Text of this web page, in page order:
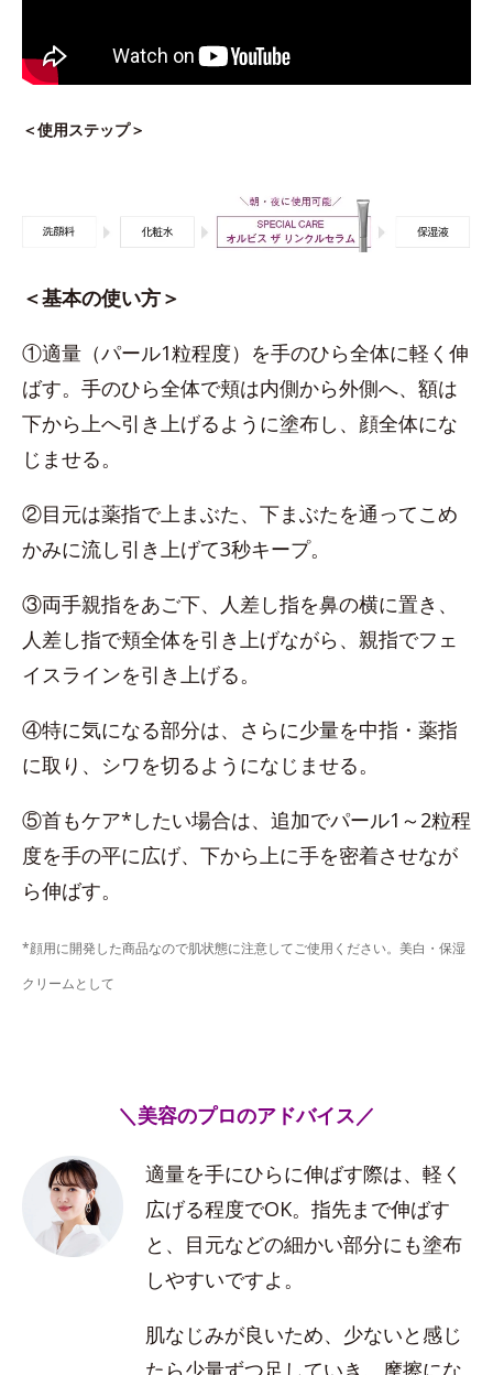
＜使用ステップ＞
＜基本の使い方＞
①適量（パール1粒程度）を手のひら全体に軽く伸
ばす。手のひら全体で頬は内側から外側へ、額は
下から上へ引き上げるように塗布し、顔全体にな
じませる。
②目元は薬指で上まぶた、下まぶたを通ってこめ
かみに流し引き上げて3秒キープ。
③両手親指をあご下、人差し指を鼻の横に置き、
人差し指で頬全体を引き上げながら、親指でフェ
イスラインを引き上げる。
④特に気になる部分は、さらに少量を中指・薬指
に取り、シワを切るようになじませる。
⑤首もケア*したい場合は、追加でパール1～2粒程
度を手の平に広げ、下から上に手を密着させなが
ら伸ばす。
*顔用に開発した商品なので肌状態に注意してご使用ください。美白・保湿
クリームとして
＼美容のプロのアドバイス／
適量を手にひらに伸ばす際は、軽く
広げる程度でOK。指先まで伸ばす
と、目元などの細かい部分にも塗布
しやすいですよ。
肌なじみが良いため、少ないと感じ